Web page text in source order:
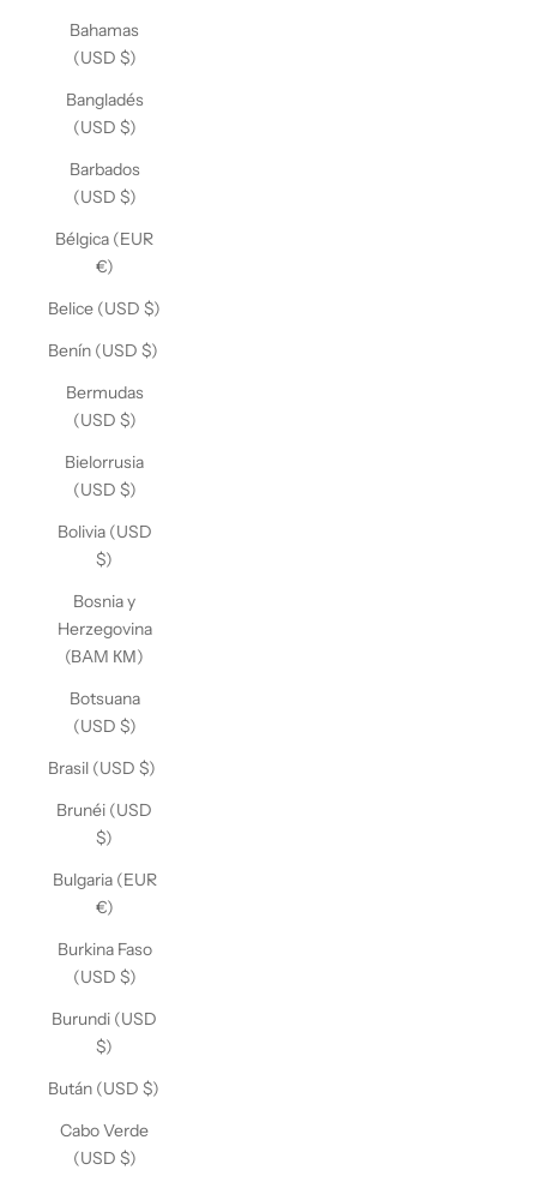
Bahamas
(USD $)
Bangladés
(USD $)
Barbados
(USD $)
Bélgica (EUR
€)
Belice (USD $)
Benín (USD $)
Bermudas
(USD $)
Bielorrusia
(USD $)
Bolivia (USD
$)
Bosnia y
Herzegovina
(BAM КМ)
Botsuana
(USD $)
Brasil (USD $)
Brunéi (USD
$)
Bulgaria (EUR
€)
Burkina Faso
(USD $)
Burundi (USD
$)
Bután (USD $)
Cabo Verde
(USD $)